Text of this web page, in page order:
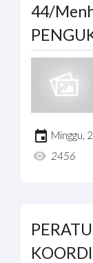
44/
Minggu,
2456